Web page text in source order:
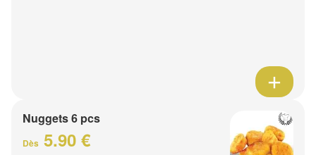
Nuggets 6 pcs
Dès 5.90 €